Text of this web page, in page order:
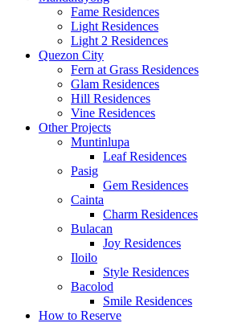
Fame Residences
Light Residences
Light 2 Residences
Quezon City
Fern at Grass Residences
Glam Residences
Hill Residences
Vine Residences
Other Projects
Muntinlupa
Leaf Residences
Pasig
Gem Residences
Cainta
Charm Residences
Bulacan
Joy Residences
Iloilo
Style Residences
Bacolod
Smile Residences
How to Reserve